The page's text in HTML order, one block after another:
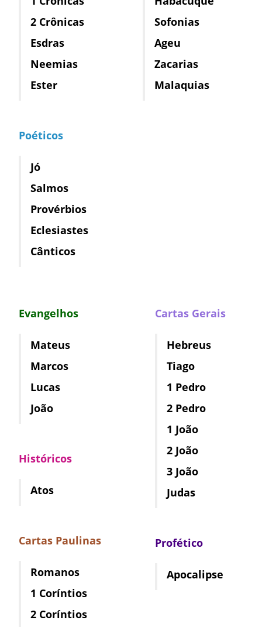
2 Crônicas
Esdras
Neemias
Ester
Poéticos
Jó
Salmos
Provérbios
Eclesiastes
Cânticos
Sofonias
Ageu
Zacarias
Malaquias
Evangelhos
Mateus
Marcos
Lucas
João
Históricos
Atos
Cartas Paulinas
Romanos
1 Coríntios
2 Coríntios
Cartas Gerais
Hebreus
Tiago
1 Pedro
2 Pedro
1 João
2 João
3 João
Judas
Profético
Apocalipse